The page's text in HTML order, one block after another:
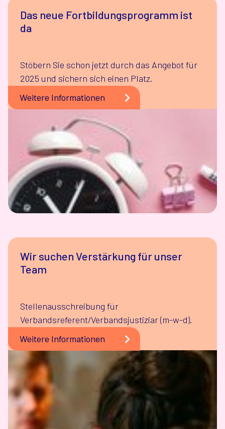
Das neue Fortbildungsprogramm ist
da
Stöbern Sie schon jetzt durch das Angebot für
2025 und sichern sich einen Platz.
Weitere Informationen
Wir suchen Verstärkung für unser
Team
Stellenausschreibung für
Verbandsreferent/Verbandsjustiziar (m-w-d).
Weitere Informationen